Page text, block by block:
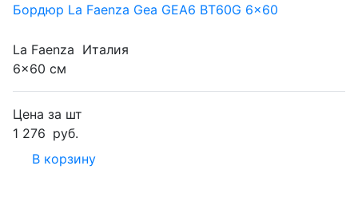
Бордюр La Faenza Gea GEA6 BT60G 6x60
La Faenza Италия
6x60 см
Цена за шт
1 276 руб.
В корзину